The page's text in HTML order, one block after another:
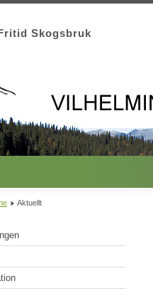
Skogsbruk
Aktuellt